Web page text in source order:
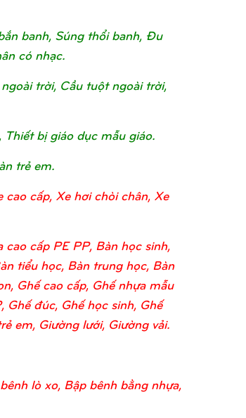
banh, Súng thổi banh, Đu
có nhạc.
trời, Cầu tuột ngoài trời,
bị giáo dục mẫu giáo.
trẻ em.
cấp, Xe hơi chòi chân, Xe
cấp PE PP, Bàn học sinh,
tiểu học, Bàn trung học, Bàn
Ghế cao cấp, Ghế nhựa mẫu
Ghế đúc, Ghế học sinh, Ghế
em, Giường lưới, Giường vải.
lò xo, Bập bênh bằng nhựa,